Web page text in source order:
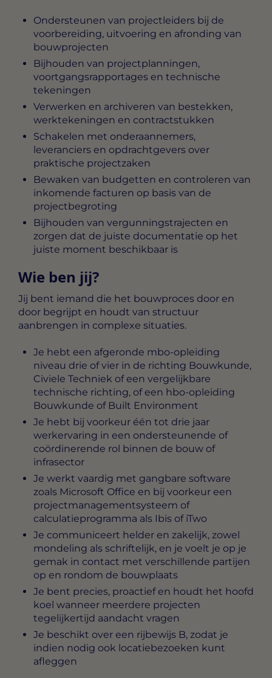
Ondersteunen van projectleiders bij de
voorbereiding, uitvoering en afronding van
bouwprojecten
Bijhouden van projectplanningen,
voortgangsrapportages en technische
tekeningen
Verwerken en archiveren van bestekken,
werktekeningen en contractstukken
Schakelen met onderaannemers,
leveranciers en opdrachtgevers over
praktische projectzaken
Bewaken van budgetten en controleren van
inkomende facturen op basis van de
projectbegroting
Bijhouden van vergunningstrajecten en
zorgen dat de juiste documentatie op het
juiste moment beschikbaar is
Wie ben jij?
Jij bent iemand die het bouwproces door en
door begrijpt en houdt van structuur
aanbrengen in complexe situaties.
Je hebt een afgeronde mbo-opleiding
niveau drie of vier in de richting Bouwkunde,
Civiele Techniek of een vergelijkbare
technische richting, of een hbo-opleiding
Bouwkunde of Built Environment
Je hebt bij voorkeur één tot drie jaar
werkervaring in een ondersteunende of
coördinerende rol binnen de bouw of
infrasector
Je werkt vaardig met gangbare software
zoals Microsoft Office en bij voorkeur een
projectmanagementsysteem of
calculatieprogramma als Ibis of iTwo
Je communiceert helder en zakelijk, zowel
mondeling als schriftelijk, en je voelt je op je
gemak in contact met verschillende partijen
op en rondom de bouwplaats
Je bent precies, proactief en houdt het hoofd
koel wanneer meerdere projecten
tegelijkertijd aandacht vragen
Je beschikt over een rijbewijs B, zodat je
indien nodig ook locatiebezoeken kunt
afleggen